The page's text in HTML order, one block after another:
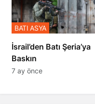
​​​​​​​İsrail’den Batı Şeria’ya
Baskın
BATI ASYA
7 ay önce